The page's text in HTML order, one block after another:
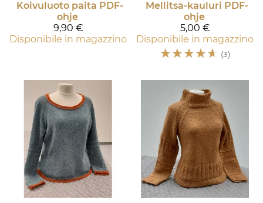
Koivuluoto paita PDF-
ohje
9,90 €
Disponibile in magazzino
Mellitsa-kauluri PDF-
ohje
5,00 €
Disponibile in magazzino
☆☆☆☆☆ (3)